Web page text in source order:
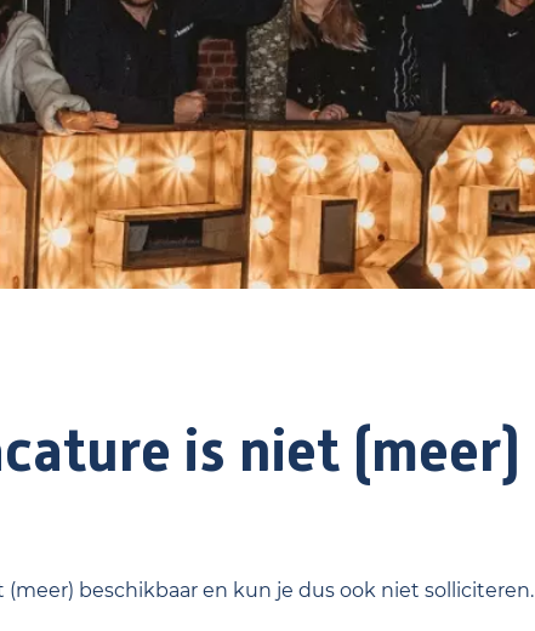
is niet (meer)
beschikbaar en kun je dus ook niet solliciteren.